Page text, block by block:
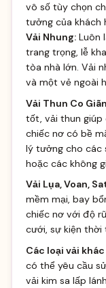
vô số tùy chọn
tưởng của khách
Vải Nhung:Luôn
trang trọng, lễ
tòa nhà lớn. Vải
và một vẻ ngoài
Vải Thun Co
tốt, vải thun giúp
chiếc nơ có bề
lý tưởng cho các
hoặc các không
Vải Lụa, Voan,
mềm mại, bay
chiếc nơ với độ
cưới, sự kiện thời
Các loại vải
có thể yêu cầu
vải kim sa lấp